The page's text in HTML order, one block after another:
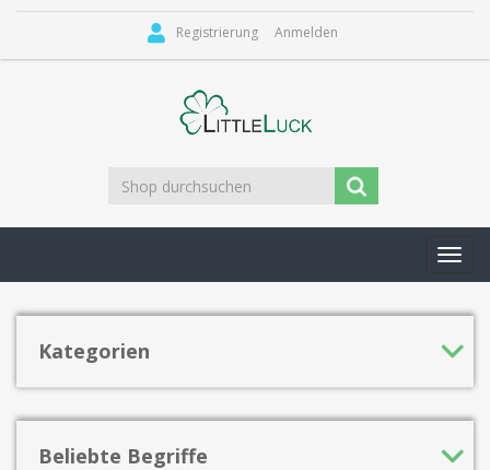
Registrierung Anmelden
Kategorien
Beliebte Begriffe